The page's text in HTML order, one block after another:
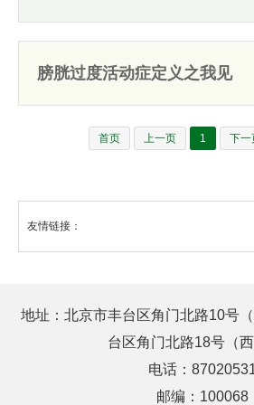
膀胱过度活动症定义之我见
首页 上一页 1 下一
友情链接：
地址：北京市丰台区角门北路10号
台区角门北路18号（西
电话：
邮编：100068